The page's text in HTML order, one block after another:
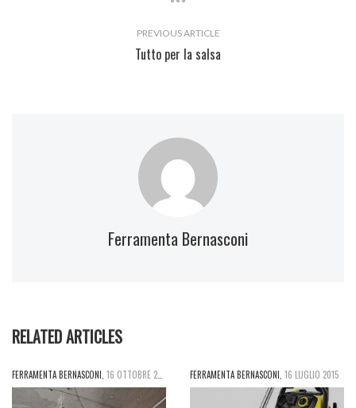
PREVIOUS ARTICLE
Tutto per la salsa
Ferramenta Bernasconi
RELATED ARTICLES
FERRAMENTA BERNASCONI, 16 OTTOBRE 2015 FERRAMENTA BERNASCONI, 16 LUGLIO 2015